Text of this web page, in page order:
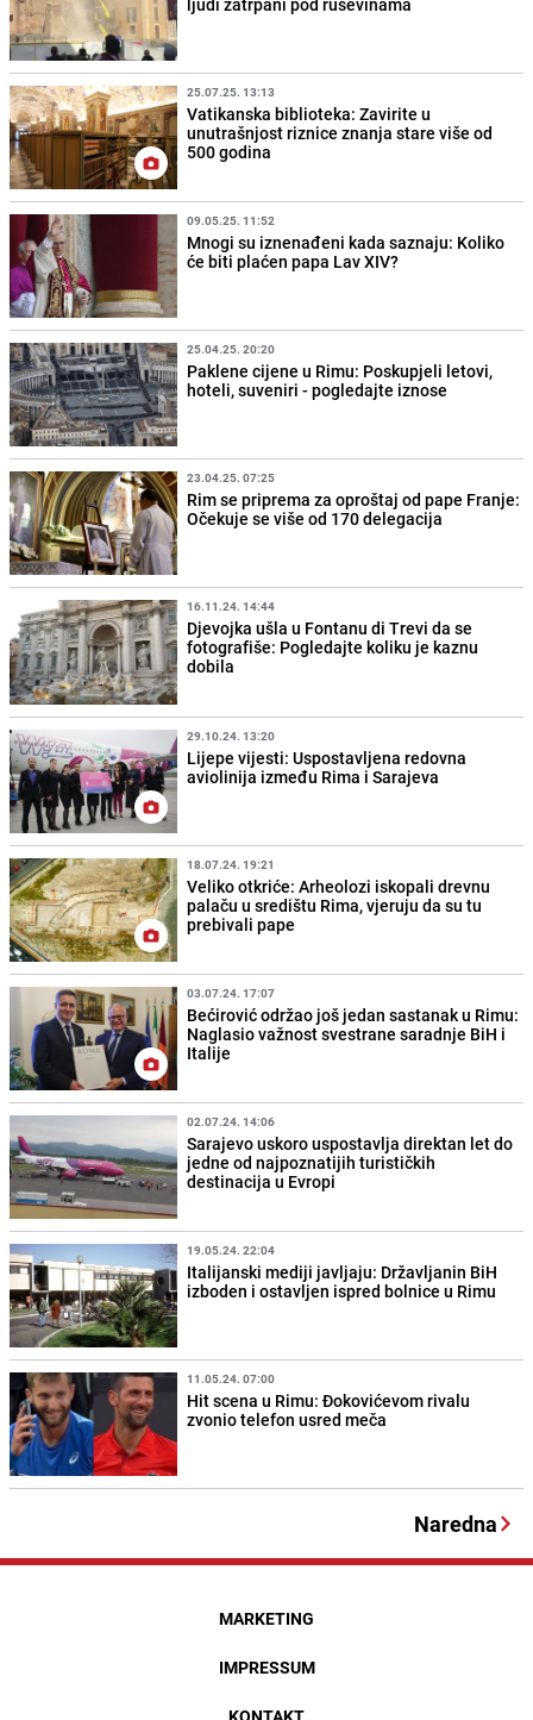
25.07.25. 13:13
Vatikanska biblioteka: Zavirite u
unutrašnjost riznice znanja stare više od
500 godina
09.05.25. 11:52
Mnogi su iznenađeni kada saznaju: Koliko
će biti plaćen papa Lav XIV?
25.04.25. 20:20
Paklene cijene u Rimu: Poskupjeli letovi,
hoteli, suveniri - pogledajte iznose
23.04.25. 07:25
Rim se priprema za oproštaj od pape Franje:
Očekuje se više od 170 delegacija
16.11.24. 14:44
Djevojka ušla u Fontanu di Trevi da se
fotografiše: Pogledajte koliku je kaznu
dobila
29.10.24. 13:20
Lijepe vijesti: Uspostavljena redovna
aviolinija između Rima i Sarajeva
18.07.24. 19:21
Veliko otkriće: Arheolozi iskopali drevnu
palaču u središtu Rima, vjeruju da su tu
prebivali pape
03.07.24. 17:07
Bećirović održao još jedan sastanak u Rimu:
Naglasio važnost svestrane saradnje BiH i
Italije
02.07.24. 14:06
Sarajevo uskoro uspostavlja direktan let do
jedne od najpoznatijih turističkih
destinacija u Evropi
19.05.24. 22:04
Italijanski mediji javljaju: Državljanin BiH
izboden i ostavljen ispred bolnice u Rimu
11.05.24. 07:00
Hit scena u Rimu: Đokovićevom rivalu
zvonio telefon usred meča
Naredna
MARKETING
IMPRESSUM